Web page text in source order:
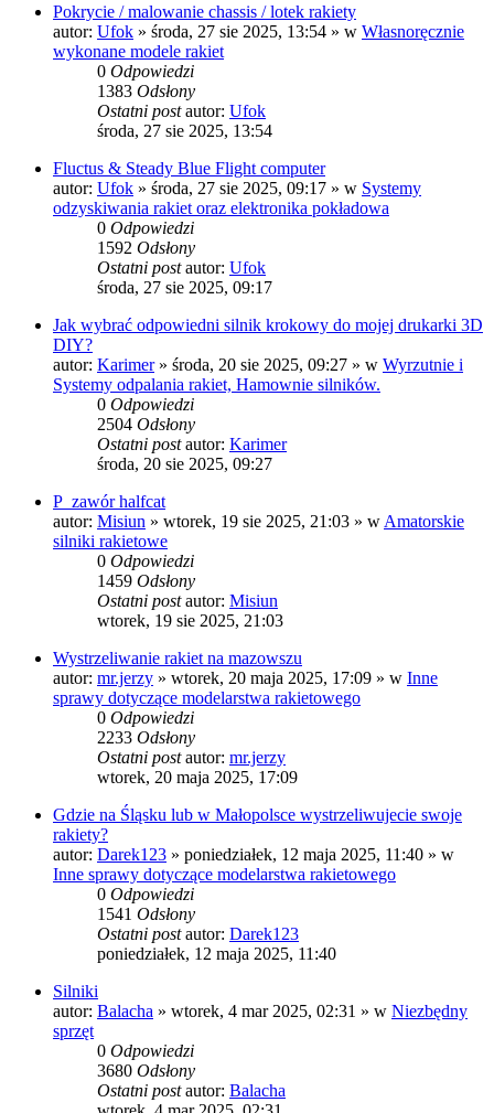
Pokrycie / malowanie chassis / lotek rakiety
autor: Ufok » środa, 27 sie 2025, 13:54 » w Własnoręcznie
wykonane modele rakiet
0 Odpowiedzi
1383 Odsłony
Ostatni postautor: Ufok
środa, 27 sie 2025, 13:54
Fluctus & Steady Blue Flight computer
autor: Ufok » środa, 27 sie 2025, 09:17 » w Systemy
odzyskiwania rakiet oraz elektronika pokładowa
0 Odpowiedzi
1592 Odsłony
Ostatni postautor: Ufok
środa, 27 sie 2025, 09:17
Jak wybrać odpowiedni silnik krokowy do mojej drukarki 3D
DIY?
autor: Karimer» środa, 20 sie 2025, 09:27 » w Wyrzutnie i
Systemy odpalania rakiet, Hamownie silników.
0 Odpowiedzi
2504 Odsłony
Ostatni postautor: Karimer
środa, 20 sie 2025, 09:27
P_zawór halfcat
autor: Misiun » wtorek, 19 sie 2025, 21:03 » w Amatorskie
silniki rakietowe
0 Odpowiedzi
1459 Odsłony
Ostatni postautor: Misiun
wtorek, 19 sie 2025, 21:03
Wystrzeliwanie rakiet na mazowszu
autor: mr.jerzy » wtorek, 20 maja 2025, 17:09 » w Inne
sprawy dotyczące modelarstwa rakietowego
0 Odpowiedzi
2233 Odsłony
Ostatni postautor: mr.jerzy
wtorek, 20 maja 2025, 17:09
Gdzie na Śląsku lub w Małopolsce wystrzeliwujecie swoje
rakiety?
autor: Darek123 » poniedziałek, 12 maja 2025, 11:40 » w
Inne sprawy dotyczące modelarstwa rakietowego
0 Odpowiedzi
1541 Odsłony
Ostatni postautor: Darek123
poniedziałek, 12 maja 2025, 11:40
Silniki
autor: Balacha » wtorek, 4 mar 2025, 02:31 » w Niezbędny
sprzęt
0 Odpowiedzi
3680 Odsłony
Ostatni postautor: Balacha